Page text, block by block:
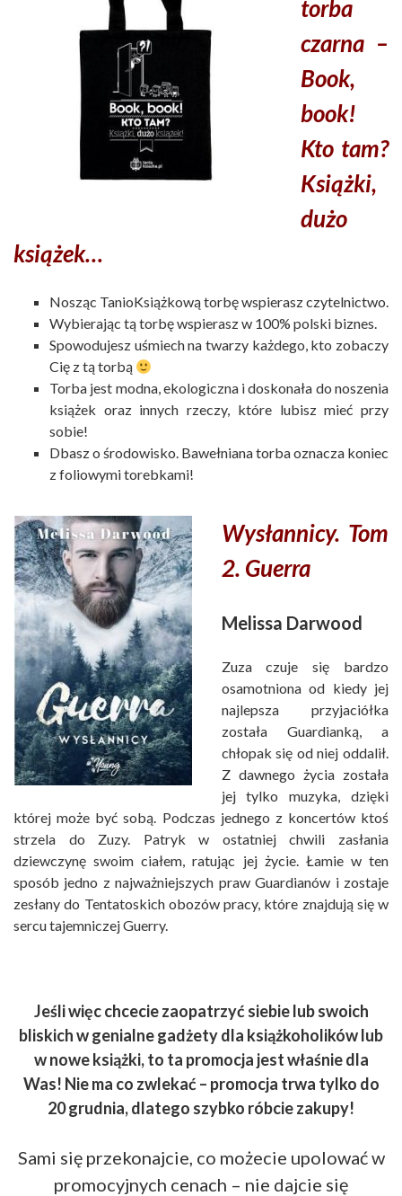
torba
czarna –
Book,
book!
Kto tam?
Książki,
dużo
książek…
Nosząc TanioKsiążkową torbę wspierasz czytelnictwo.
Wybierając tą torbę wspierasz w 100% polski biznes.
Spowodujesz uśmiech na twarzy każdego, kto zobaczy
Cię z tą torbą
Torba jest modna, ekologiczna i doskonała do noszenia
książek oraz innych rzeczy, które lubisz mieć przy
sobie!
Dbasz o środowisko. Bawełniana torba oznacza koniec
z foliowymi torebkami!
Wysłannicy. Tom
2. Guerra
Melissa Darwood
Zuza czuje się bardzo
osamotniona od kiedy jej
najlepsza przyjaciółka
została Guardianką, a
chłopak się od niej oddalił.
Z dawnego życia została
jej tylko muzyka, dzięki
której może być sobą. Podczas jednego z koncertów ktoś
strzela do Zuzy. Patryk w ostatniej chwili zasłania
dziewczynę swoim ciałem, ratując jej życie. Łamie w ten
sposób jedno z najważniejszych praw Guardianów i zostaje
zesłany do Tentatoskich obozów pracy, które znajdują się w
sercu tajemniczej Guerry.
Jeśli więc chcecie zaopatrzyć siebie lub swoich
bliskich w genialne gadżety dla książkoholików lub
w nowe książki, to ta promocja jest właśnie dla
Was! Nie ma co zwlekać – promocja trwa tylko do
20 grudnia, dlatego szybko róbcie zakupy!
Sami się przekonajcie, co możecie upolować w
promocyjnych cenach – nie dajcie się